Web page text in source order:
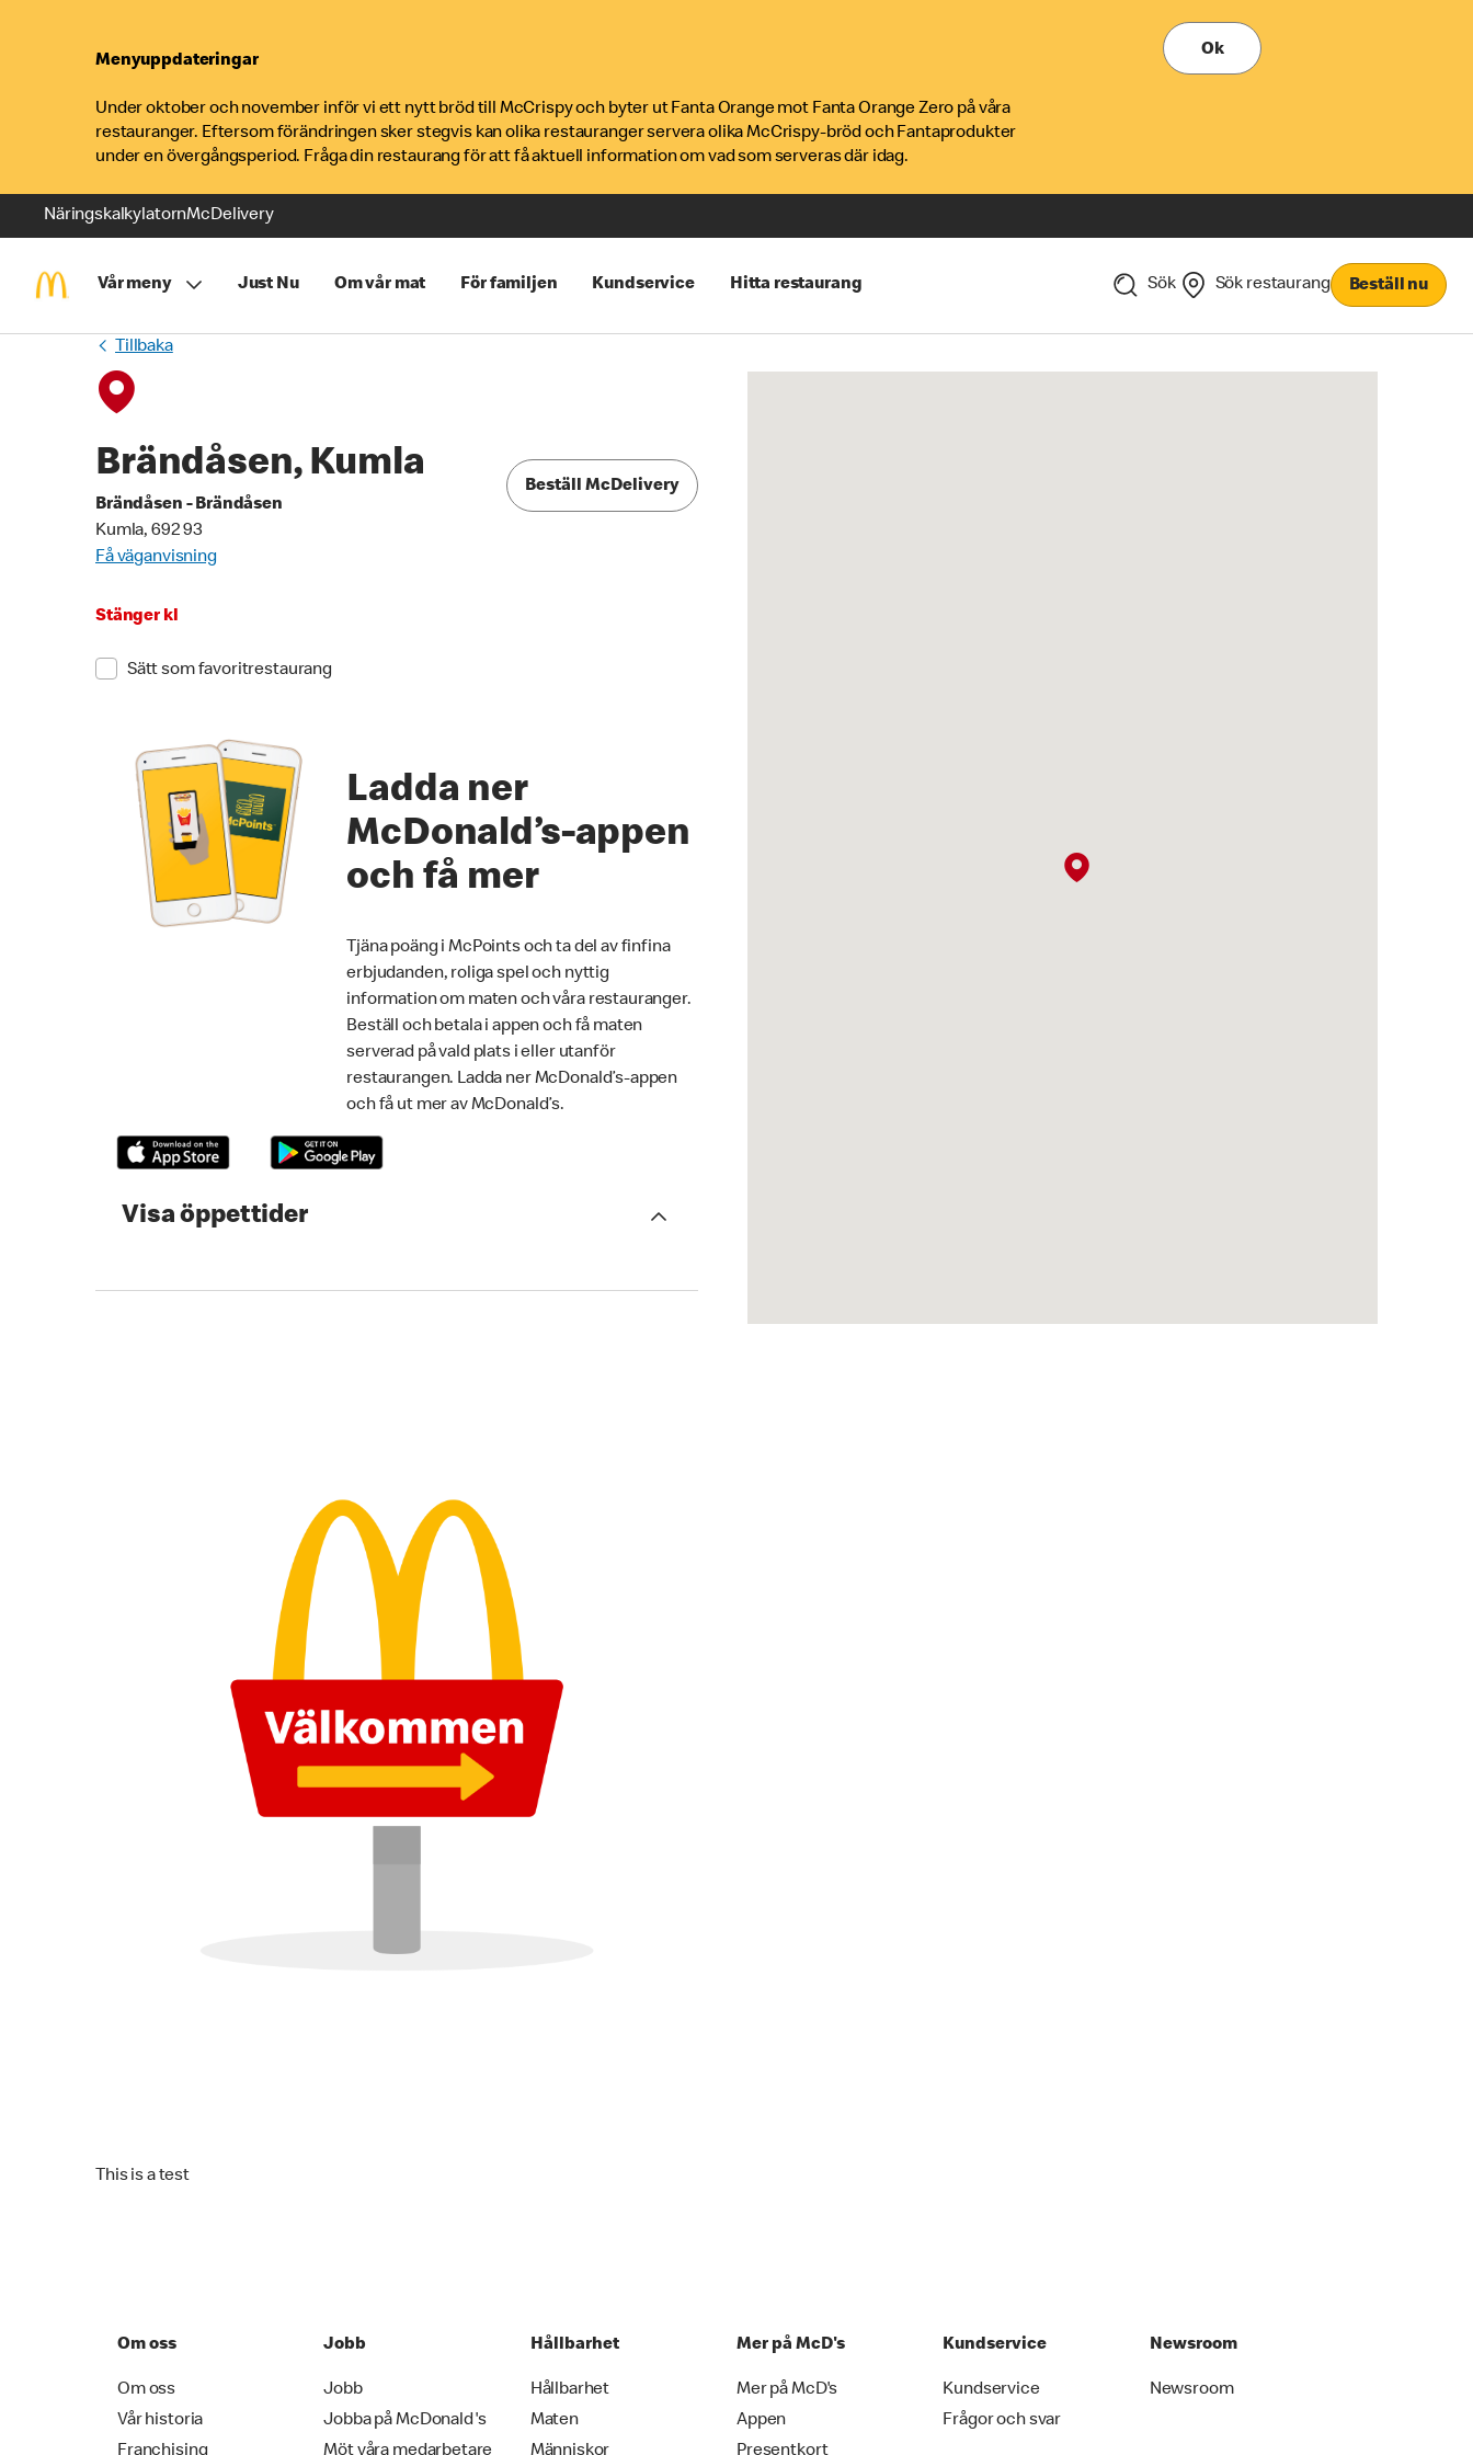
Menyuppdateringar
Under oktober och november inför vi ett nytt bröd till McCrispy och byter ut Fanta Orange mot Fanta Orange Zero på våra
restauranger. Eftersom förändringen sker stegvis kan olika restauranger servera olika McCrispy-bröd och Fantaprodukter
under en övergångsperiod. Fråga din restaurang för att få aktuell information om vad som serveras där idag.
Ok
NäringskalkylatornMcDelivery
Vår meny Just Nu Om vår mat För familjen Kundservice Hitta restaurang Sök Sök restaurang Beställ nu
Tillbaka
Brändåsen, Kumla
Brändåsen - Brändåsen
Kumla, 692 93
Få väganvisning
Stänger kl
Sätt som favoritrestaurang
Beställ McDelivery
Ladda ner
McDonald’s-appen
och få mer
Tjäna poäng i McPoints och ta del av finfina
erbjudanden, roliga spel och nyttig
information om maten och våra restauranger.
Beställ och betala i appen och få maten
serverad på vald plats i eller utanför
restaurangen. Ladda ner McDonald’s-appen
och få ut mer av McDonald’s.
Visa öppettider
This is a test
Om oss
Om oss
Vår historia
Jobb
Jobb
Jobba på McDonald's
Hållbarhet
Hållbarhet
Maten
Mer på McD's
Mer på McD's
Appen
Kundservice
Kundservice
Frågor och svar
Newsroom
Newsroom